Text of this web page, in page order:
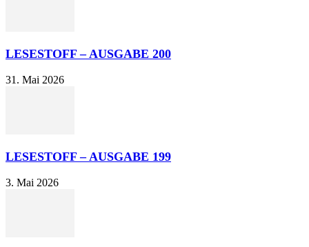
LESESTOFF – AUSGABE 200
31. Mai 2026
LESESTOFF – AUSGABE 199
3. Mai 2026